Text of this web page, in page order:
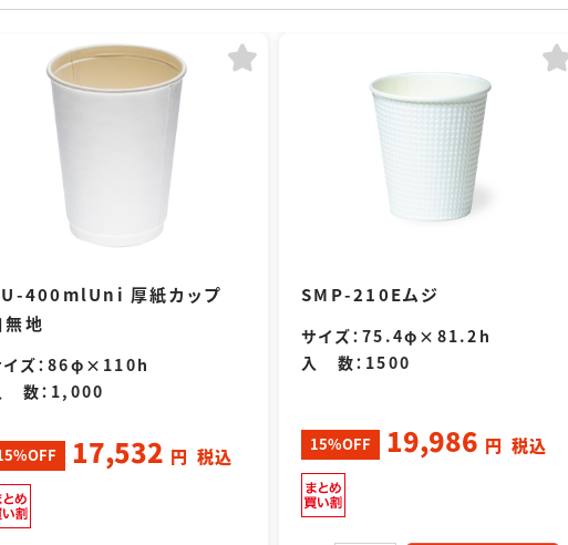
400mlUni 厚紙カップ
無地
イズ：86φ×110h
数：1,000
17,532 円 税込
に追加
SMP-210Eムジ
サイズ：75.4φ×81.2h
入 数：1500
15%OFF 19,986 円 税込
お気に入りに追加
Next